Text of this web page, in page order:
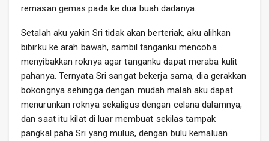
remasan gemas pada ke dua buah dadanya.
Setalah aku yakin Sri tidak akan berteriak, aku alihkan
bibirku ke arah bawah, sambil tanganku mencoba
menyibakkan roknya agar tanganku dapat meraba kulit
pahanya. Ternyata Sri sangat bekerja sama, dia gerakkan
bokongnya sehingga dengan mudah malah aku dapat
menurunkan roknya sekaligus dengan celana dalamnya,
dan saat itu kilat di luar membuat sekilas tampak
pangkal paha Sri yang mulus, dengan bulu kemaluan